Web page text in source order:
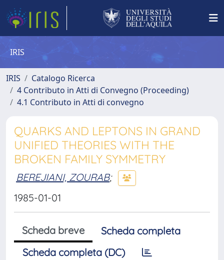
IRIS
IRIS
Catalogo Ricerca
4 Contributo in Atti di Convegno (Proceeding)
4.1 Contributo in Atti di convegno
QUARKS AND LEPTONS IN GRAND
UNIFIED THEORIES WITH THE
BROKEN FAMILY SYMMETRY
BEREJIANI, ZOURAB;
1985-01-01
Scheda breve
Scheda completa
Scheda completa (DC)